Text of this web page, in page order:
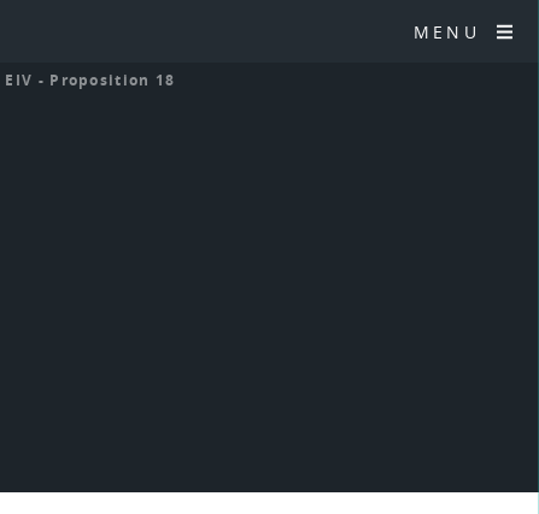
MENU
EIV - Proposition 18